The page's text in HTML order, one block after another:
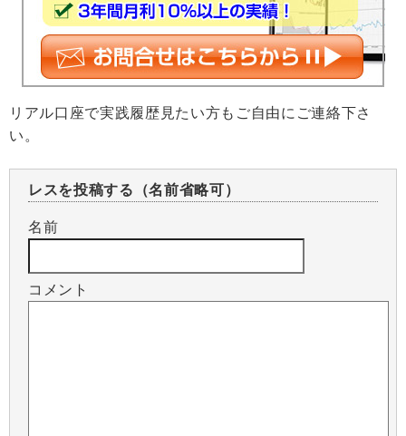
リアル口座で実践履歴見たい方もご自由にご連絡下さ
い。
レスを投稿する（名前省略可）
名前
コメント